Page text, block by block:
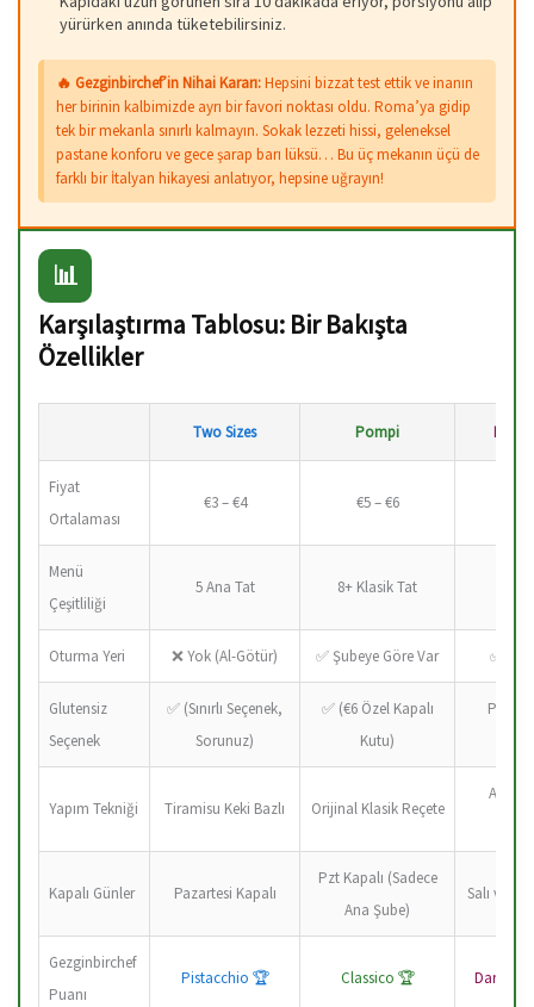
yürürken anında tüketebilirsiniz.
🔥 Gezginbirchef’in Nihai Kararı:Hepsini bizzat test ettik ve inanın
her birinin kalbimizde ayrı bir favori noktası oldu. Roma’ya gidip
tek bir mekanla sınırlı kalmayın. Sokak lezzeti hissi, geleneksel
pastane konforu ve gece şarap barı lüksü… Bu üç mekanın üçü de
farklı bir İtalyan hikayesi anlatıyor, hepsine uğrayın!
📊
Karşılaştırma Tablosu: Bir Bakışta
Özellikler
Two Sizes Pompi Mr.
Fiyat
Ortalaması
€3 – €4 €5 – €6
Menü
Çeşitliliği
5 Ana Tat 8+ Klasik Tat
Oturma Yeri ❌ Yok (Al-Götür) ✅ Şubeye Göre Var ✅ Bar
Glutensiz
Seçenek
✅ (Sınırlı Seçenek,
Sorunuz)
✅ (€6 Özel Kapalı
Kutu)
Yapım Tekniği Tiramisu Keki Bazlı Orijinal Klasik Reçete
A La
Kapalı Günler Pazartesi Kapalı
Pzt Kapalı (Sadece
Ana Şube)
Salı ve
Gezginbirchef
Puanı
Pistacchio 🏆 Classico 🏆 Dark